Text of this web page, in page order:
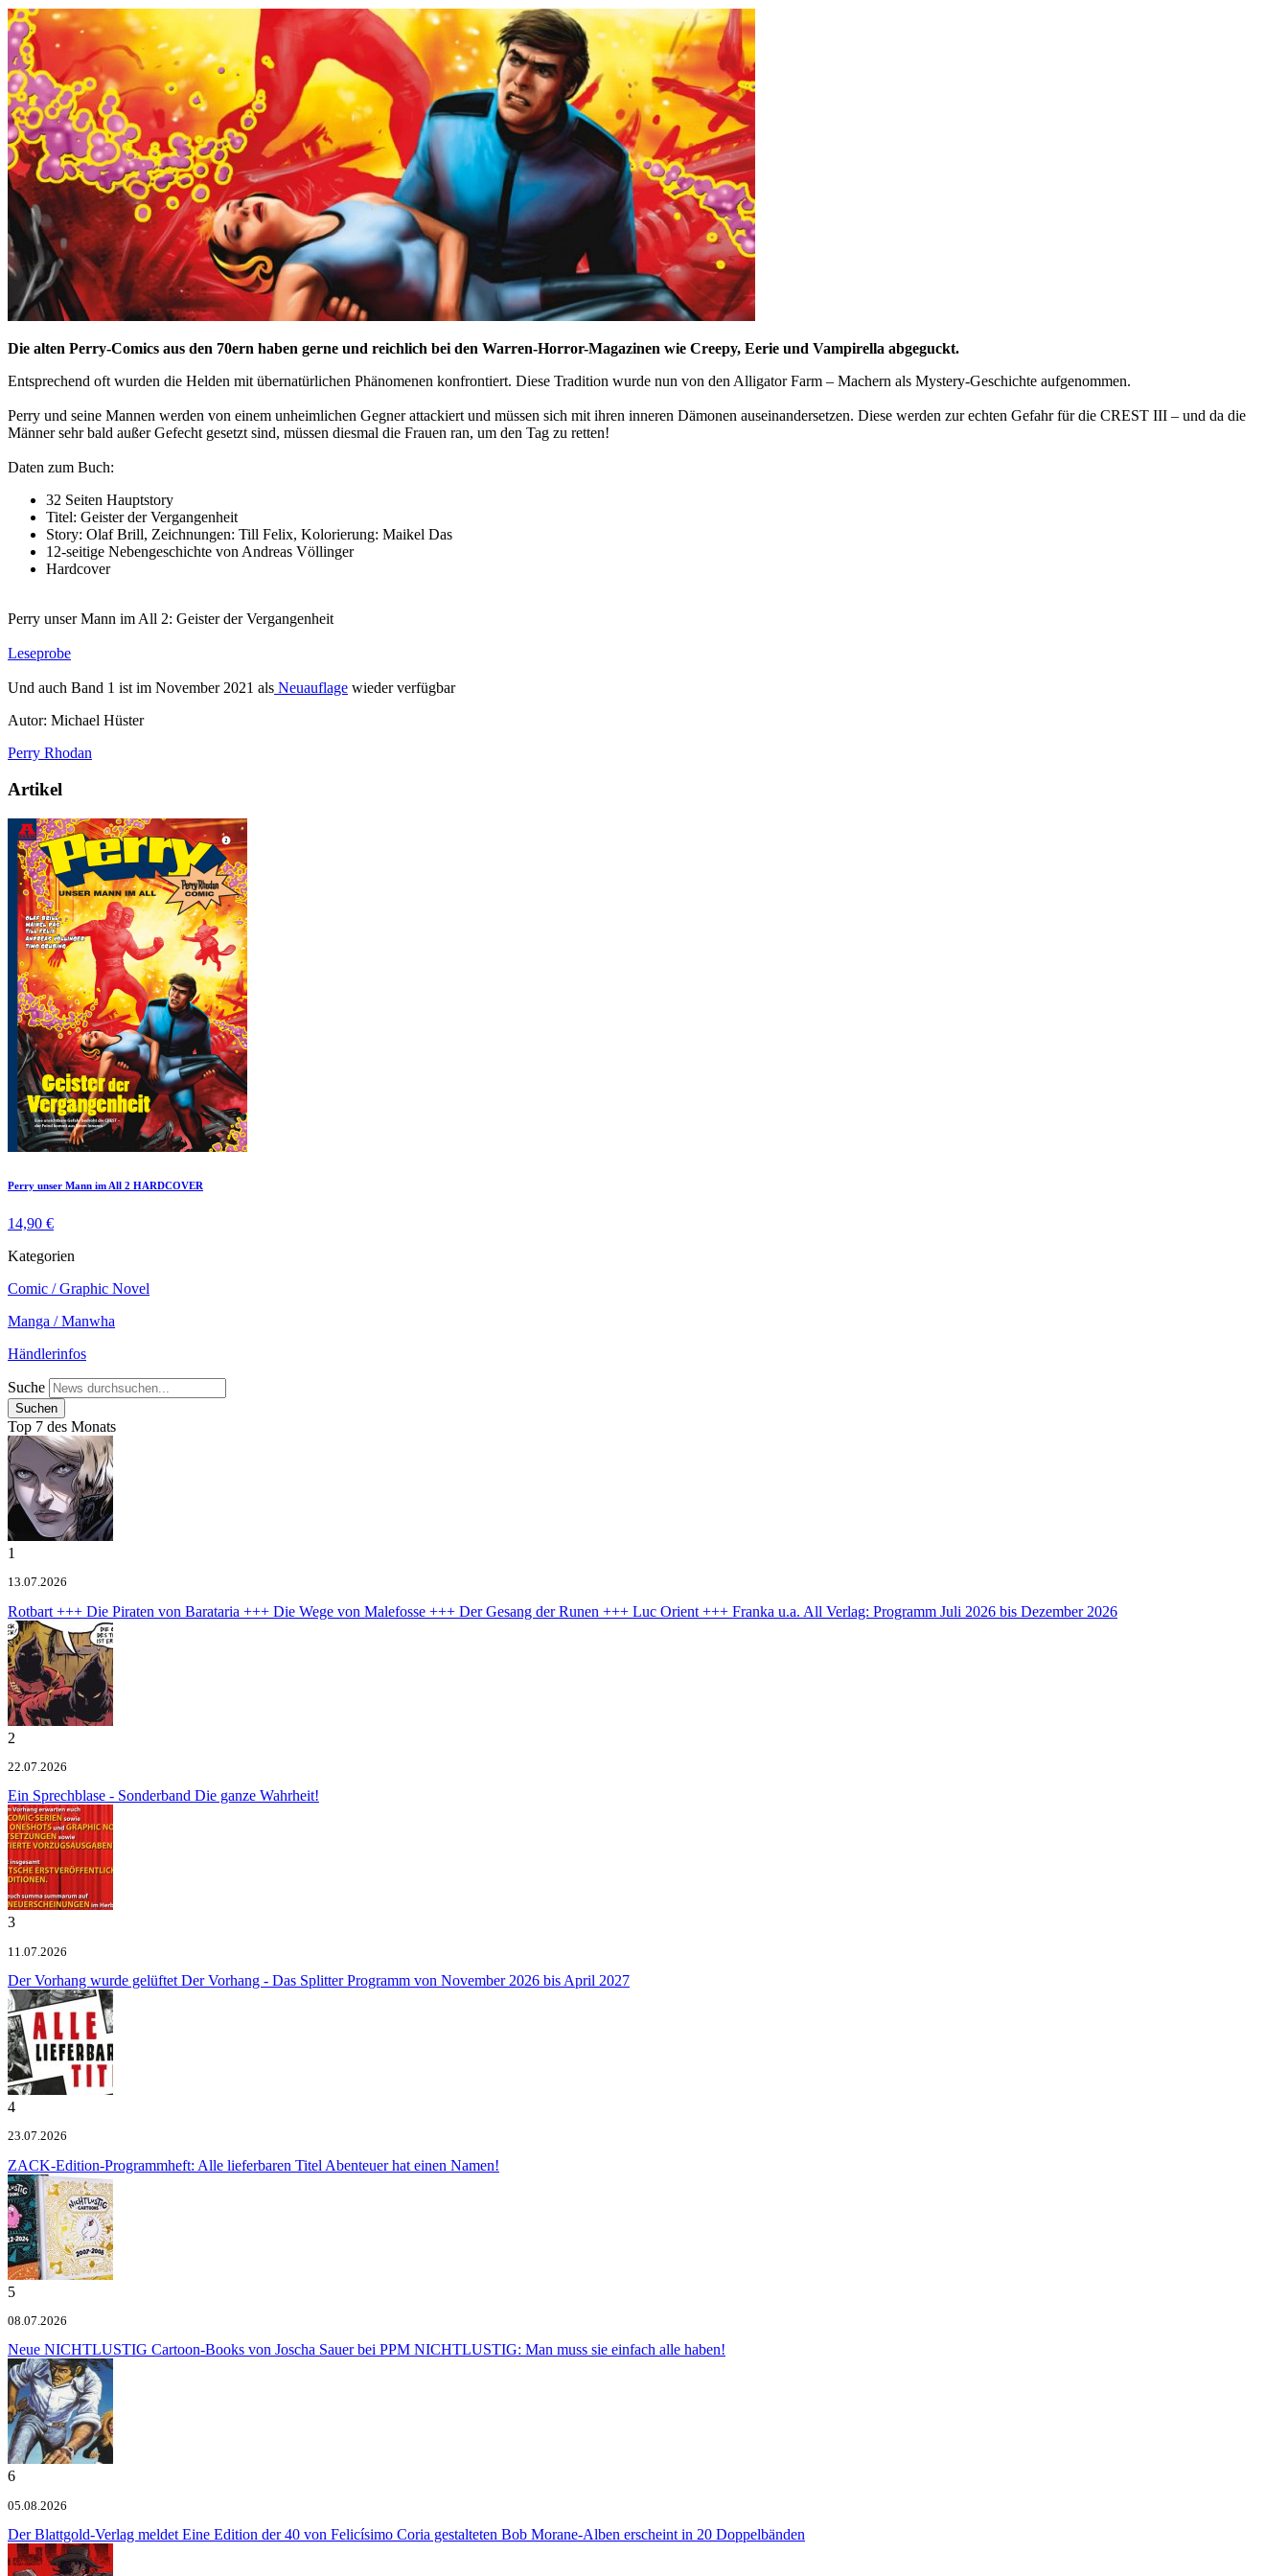
Die alten Perry-Comics aus den 70ern haben gerne und reichlich bei den Warren-Horror-Magazinen wie Creepy, Eerie und Vampirella abgeguckt.
Entsprechend oft wurden die Helden mit übernatürlichen Phänomenen konfrontiert. Diese Tradition wurde nun von den Alligator Farm – Machern als Mystery-Geschichte aufgenommen.
Perry und seine Mannen werden von einem unheimlichen Gegner attackiert und müssen sich mit ihren inneren Dämonen auseinandersetzen. Diese werden zur echten Gefahr für die CREST III – und da die
Männer sehr bald außer Gefecht gesetzt sind, müssen diesmal die Frauen ran, um den Tag zu retten!
Daten zum Buch:
32 Seiten Hauptstory
Titel: Geister der Vergangenheit
Story: Olaf Brill, Zeichnungen: Till Felix, Kolorierung: Maikel Das
12-seitige Nebengeschichte von Andreas Völlinger
Hardcover
Perry unser Mann im All 2: Geister der Vergangenheit
Leseprobe
Und auch Band 1 ist im November 2021 als Neuauflage wieder verfügbar
Autor: Michael Hüster
Perry Rhodan
Artikel
Perry unser Mann im All 2 HARDCOVER
14,90 €
Kategorien
Comic / Graphic Novel
Manga / Manwha
Händlerinfos
Suche
Top 7 des Monats
1
13.07.2026
Rotbart +++ Die Piraten von Barataria +++ Die Wege von Malefosse +++ Der Gesang der Runen +++ Luc Orient +++ Franka u.a. All Verlag: Programm Juli 2026 bis Dezember 2026
2
22.07.2026
Ein Sprechblase - Sonderband Die ganze Wahrheit!
3
11.07.2026
Der Vorhang wurde gelüftet Der Vorhang - Das Splitter Programm von November 2026 bis April 2027
4
23.07.2026
ZACK-Edition-Programmheft: Alle lieferbaren Titel Abenteuer hat einen Namen!
5
08.07.2026
Neue NICHTLUSTIG Cartoon-Books von Joscha Sauer bei PPM NICHTLUSTIG: Man muss sie einfach alle haben!
6
05.08.2026
Der Blattgold-Verlag meldet Eine Edition der 40 von Felicísimo Coria gestalteten Bob Morane-Alben erscheint in 20 Doppelbänden